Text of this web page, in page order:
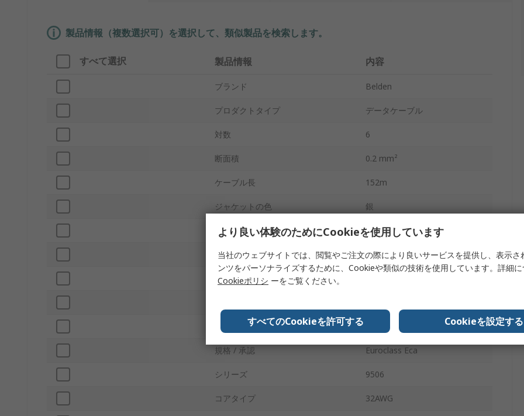
製品情報（複数選択可）を選択して、類似製品を検索します。
すべて選択 製品情報 内容
ブランド Belden
プロダクトタイプ データケーブル
対数 6
断面積 0.2 mm²
ケーブル長 152m
ジャケットの色 銀
呼び径 7.34mm
導体タイプ より線
動作温度 Min
動作温度 Max
規格 / 承認 Euroclass Eca
シリーズ 9506
コアタイプ 32AWG
より良い体験のためにCookieを使用しています
当社のウェブサイトでは、閲覧やご注文の際により良いサービスを提供し、表示さ
ンツをパーソナライズするために、Cookieや類似の技術を使用しています。詳細に
Cookieポリシ ーをご覧ください。
すべてのCookieを許可する Cookieを設定する